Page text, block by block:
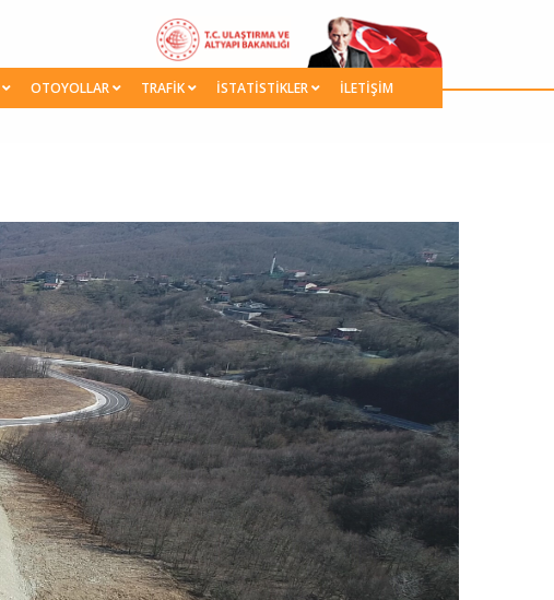
OTOYOLLAR TRAFİK İSTATİSTİKLER İLETİŞİM